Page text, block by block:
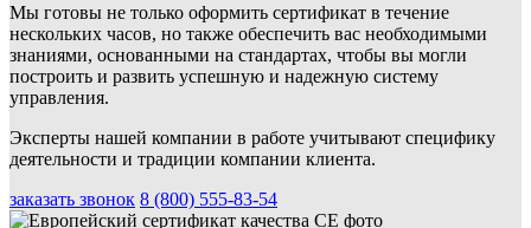
Мы готовы не только оформить сертификат в течение
нескольких часов, но также обеспечить вас необходимыми
знаниями, основанными на стандартах, чтобы вы могли
построить и развить успешную и надежную систему
управления.
Эксперты нашей компании в работе учитывают специфику
деятельности и традиции компании клиента.
заказать звонок 8 (800) 555-83-54